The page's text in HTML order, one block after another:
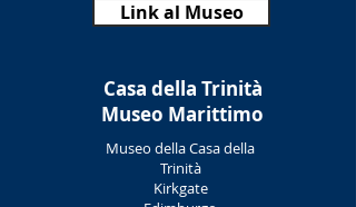
Link al Museo
Casa della Trinità
Museo Marittimo
Museo della Casa della
Trinità
Kirkgate